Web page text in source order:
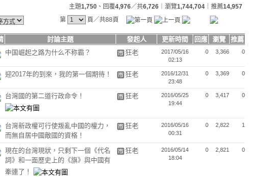
主題1,750 、回覆4,976／共6,726 ｜瀏覽1,744,704 ｜推薦14,957
第
頁／共88頁
討論主題 發起人 更新時間 回應 瀏覽
推薦
中国崛起之路为什么不称霸？
狂老
2017/05/16
02:13
0 3,366 0
迎2017年的到來，我的第一個期待！ 狂老
2016/12/31
23:48
0 3,369 0
台灣國的第二道行政命令！ 狂老
2016/05/25
19:44
0 3,417 0
台灣新政權可行使叛亂中國的權力，
而無自居中國敵國的資格！
狂老
2016/05/16
00:31
0 2,822 1
現在的台灣現狀，只剩下一個《代名
詞》和一面歷史上的《旗》與中國有
牽連了！
狂老
2016/05/14
18:04
0 2,821 0